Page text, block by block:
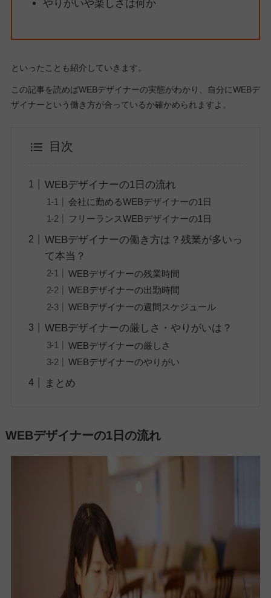
やりがいや楽しさは何か
といったことも紹介していきます。
この記事を読めばWEBデザイナーの実態がわかり、自分にWEBデ
ザイナーという働き方が合っているか確かめられますよ。
目次
WEBデザイナーの1日の流れ
会社に勤めるWEBデザイナーの1日
フリーランスWEBデザイナーの1日
WEBデザイナーの働き方は？残業が多いっ
て本当？
WEBデザイナーの残業時間
WEBデザイナーの出勤時間
WEBデザイナーの週間スケジュール
WEBデザイナーの厳しさ・やりがいは？
WEBデザイナーの厳しさ
WEBデザイナーのやりがい
まとめ
WEBデザイナーの1日の流れ